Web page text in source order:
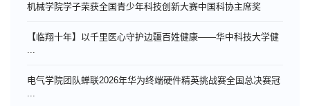
机械学院学子荣获全国青少年科技创新大赛中国科协主席奖
【临翔十年】以千里医心守护边疆百姓健康——华中科技大学健
...
电气学院团队蝉联2026年华为终端硬件精英挑战赛全国总决赛冠
...